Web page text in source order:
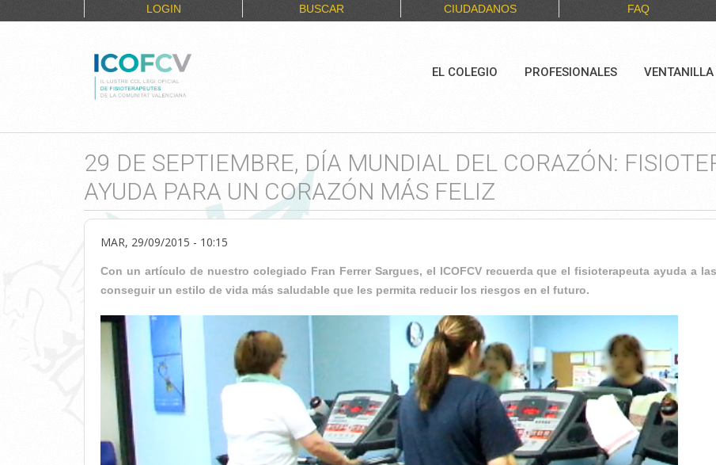
LOGIN BUSCAR CIUDADANOS FAQ
EL COLEGIO PROFESIONALES
29 DE SEPTIEMBRE, DÍA MUNDIAL DEL CORAZÓN:
AYUDA PARA UN CORAZÓN MÁS FELIZ
MAR, 29/09/2015 - 10:15
Con un artículo de nuestro colegiado Fran Ferrer Sargues, el ICOFCV recuerda que el fisioterapeuta ayuda a
conseguir un estilo de vida más saludable que les permita reducir los riesgos en el futuro.